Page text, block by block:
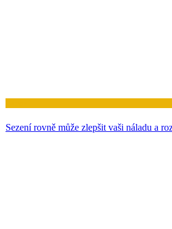
Sezení rovně může zlepšit vaši náladu a